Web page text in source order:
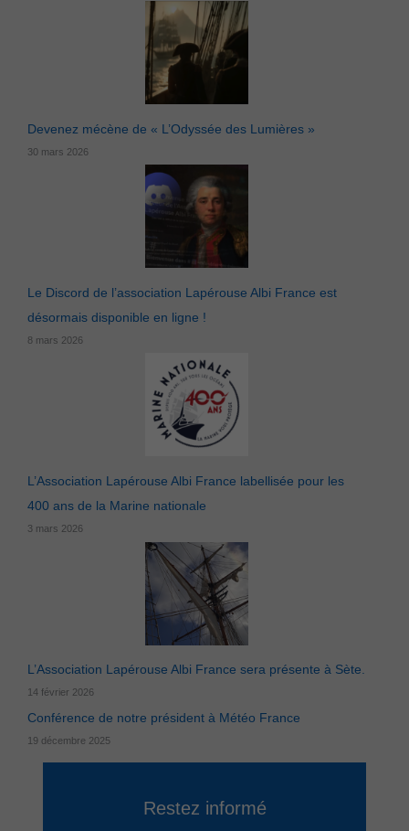
Devenez mécène de « L’Odyssée des Lumières »
30 mars 2026
Le Discord de l’association Lapérouse Albi France est
désormais disponible en ligne !
8 mars 2026
L’Association Lapérouse Albi France labellisée pour les
400 ans de la Marine nationale
3 mars 2026
L’Association Lapérouse Albi France sera présente à Sète.
14 février 2026
Conférence de notre président à Météo France
19 décembre 2025
Restez informé